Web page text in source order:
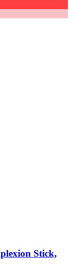
Stick,